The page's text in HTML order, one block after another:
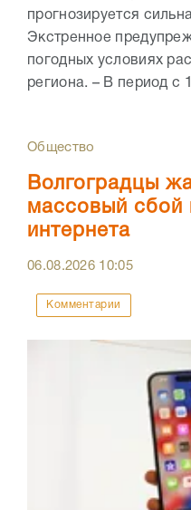
прогнозируется
Экстренное
погодных условиях
региона. – В период с
Общество
Волгоградцы
массовый сбой
интернета
06.08.2026 10:05
Комментарии